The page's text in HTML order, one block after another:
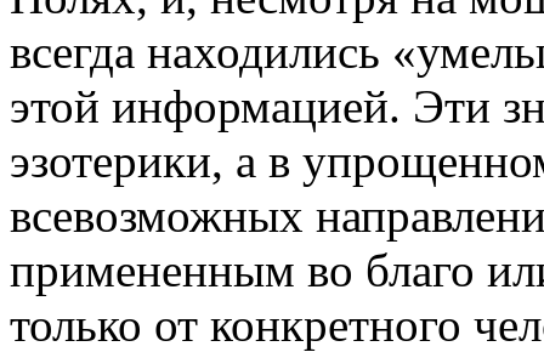
всегда находились
этой информацией. Эти
эзотерики, а в
всевозможных
примененным во благо
только от конкретного